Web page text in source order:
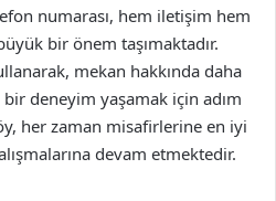
numarası, hem iletişim hem
bir önem taşımaktadır.
mekan hakkında daha
deneyim yaşamak için adım
her zaman misafirlerine en iyi
devam etmektedir.